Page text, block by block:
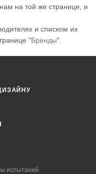
на той же странице, и
и списком их
"Бренды".
испытаний